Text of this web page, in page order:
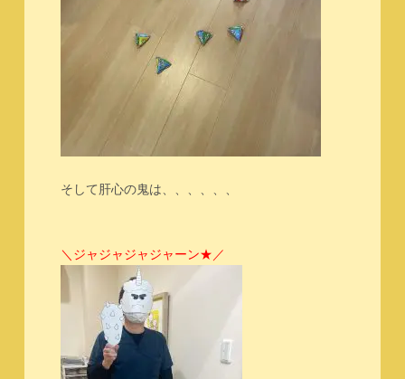
そして肝心の鬼は、、、、、、
＼ジャジャジャジャーン★／